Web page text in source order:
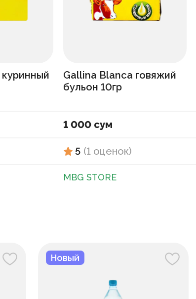
Gallina Blanca говяжий
бульон 10гр
1 000 сум
5 (1 оценок)
MBG STORE
Новый